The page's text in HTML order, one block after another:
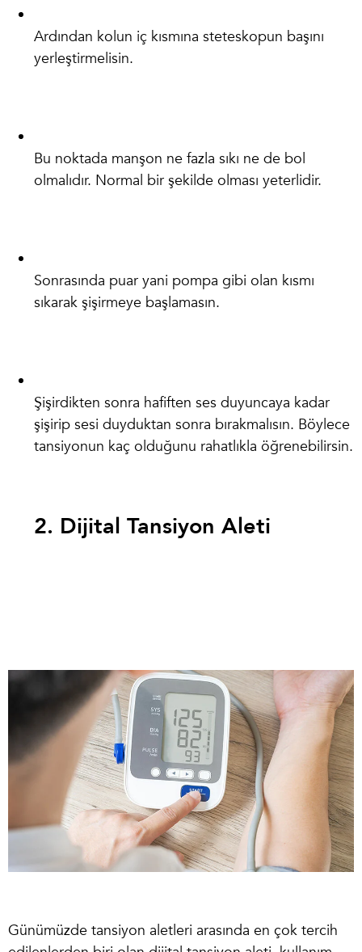
Ardından kolun iç kısmına steteskopun başını
yerleştirmelisin.
Bu noktada manşon ne fazla sıkı ne de bol
olmalıdır. Normal bir şekilde olması yeterlidir.
Sonrasında puar yani pompa gibi olan kısmı
sıkarak şişirmeye başlamasın.
Şişirdikten sonra hafiften ses duyuncaya kadar
şişirip sesi duyduktan sonra bırakmalısın. Böylece
tansiyonun kaç olduğunu rahatlıkla öğrenebilirsin.
2. Dijital Tansiyon Aleti
Günümüzde tansiyon aletleri arasında en çok tercih